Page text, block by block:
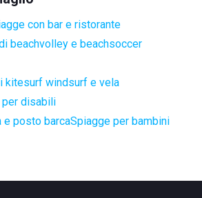
con bar e ristorante
beachvolley e beachsoccer
kitesurf windsurf e vela
disabili
e posto barcaSpiagge per bambini